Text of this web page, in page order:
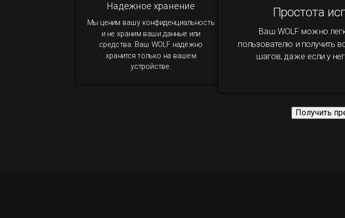
Простота
Ваш WOLF можно
пользователю и получить
шагов, даже если у
Надежное хранение
Мы ценим вашу конфиденциальность
и не храним ваши данные или
средства. Ваш WOLF надёжно
хранится только на вашем
устройстве.
Получить